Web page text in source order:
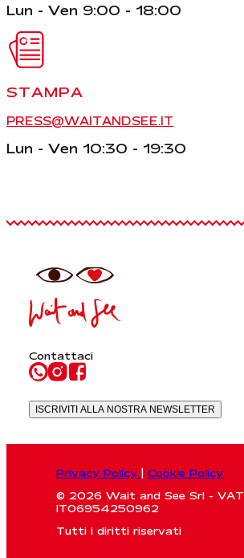
Lun - Ven 9:00 - 18:00
STAMPA
PRESS@WAITANDSEE.IT
Lun - Ven 10:30 - 19:30
Contattaci
ISCRIVITI ALLA NOSTRA NEWSLETTER
Privacy Policy
Cookie Policy
© 2026 Wait and See Srl - VAT
IT06954250962
Tutti i diritti riservati